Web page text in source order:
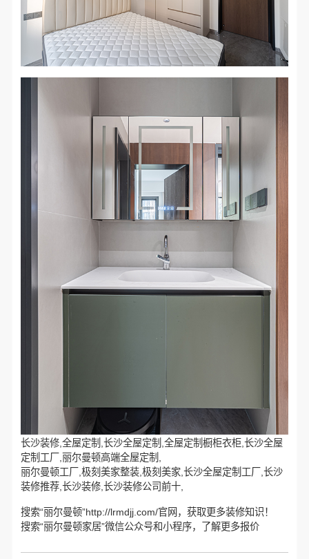
长沙装修,全屋定制,长沙全屋定制,全屋定制橱柜衣柜,长沙全屋
定制工厂,丽尔曼顿高端全屋定制,
丽尔曼顿工厂,极刻美家整装,极刻美家,长沙全屋定制工厂,长沙
装修推荐,长沙装修,长沙装修公司前十,
搜索“丽尔曼顿”http://lrmdjj.com/官网，获取更多装修知识！
搜索“丽尔曼顿家居”微信公众号和小程序，了解更多报价